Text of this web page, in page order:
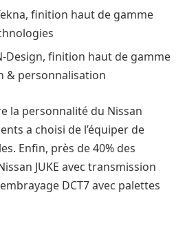
finition haut de gamme
Design, finition haut de gamme
& personnalisation
la personnalité du Nissan
a choisi de l’équiper de
Enfin, près de 40% des
JUKE avec transmission
DCT7 avec palettes